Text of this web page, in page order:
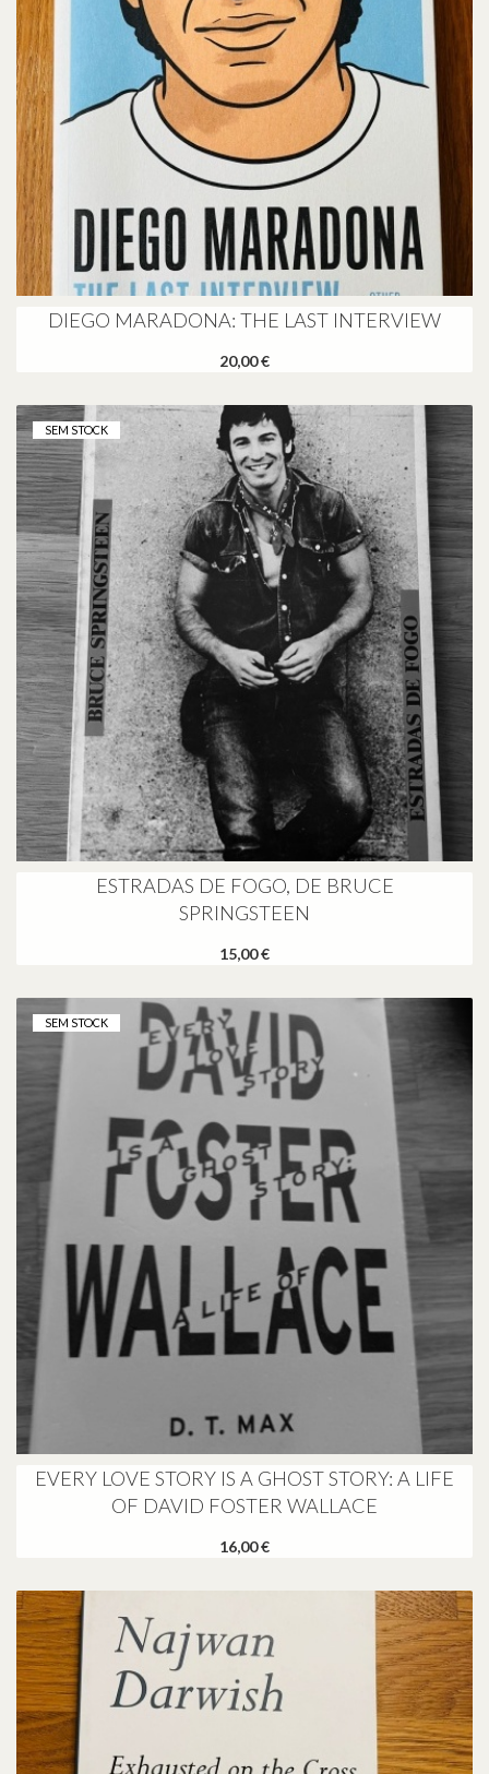
DIEGO MARADONA: THE LAST INTERVIEW
20,00 €
SEM STOCK
ESTRADAS DE FOGO, DE BRUCE
SPRINGSTEEN
15,00 €
SEM STOCK
EVERY LOVE STORY IS A GHOST STORY: A LIFE
OF DAVID FOSTER WALLACE
16,00 €